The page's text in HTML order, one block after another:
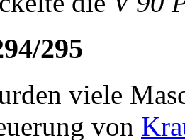
295
viele
von